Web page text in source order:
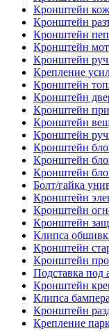
Кронштейн
Кронштейн
Кронштейн
Кронштейн
Кронштейн
Крепление
Кронштейн
Кронштейн
Кронштейн
Кронштейн
Кронштейн
Кронштейн
Кронштейн
Кронштейн
Болт/гайка
Кронштейн
Кронштейн
Кронштейн
Клипса
Кронштейн
Кронштейн
Подставка под
Кронштейн
Клипса бампера
Кронштейн
Крепление